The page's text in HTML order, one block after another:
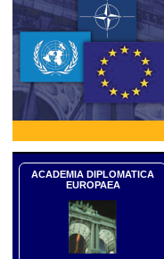
ACADEMIA DIPLOMATICA
EUROPAEA